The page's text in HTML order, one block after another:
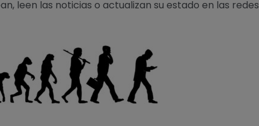
leen las noticias o actualizan su estado en las redes